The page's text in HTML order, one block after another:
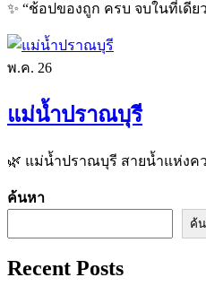
✨ “ช้อปของถูก ครบ จบในที่เดี
พ.ค. 26
แม่น้ำปราณบุรี
🌿 แม่น้ำปราณบุรี สายน้ำแห่งค
ค้นหา
ค้
Recent Posts